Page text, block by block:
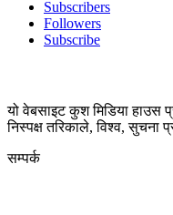
Subscribers
Followers
Subscribe
यो वेबसाइट कुश मिडिया हाउस
निस्पक्ष तरिकाले, विश्व, सुचना
सम्पर्क